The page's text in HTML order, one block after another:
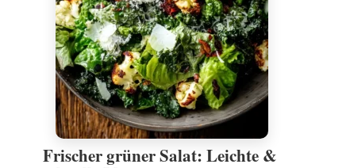
Frischer grüner Salat: Leichte &